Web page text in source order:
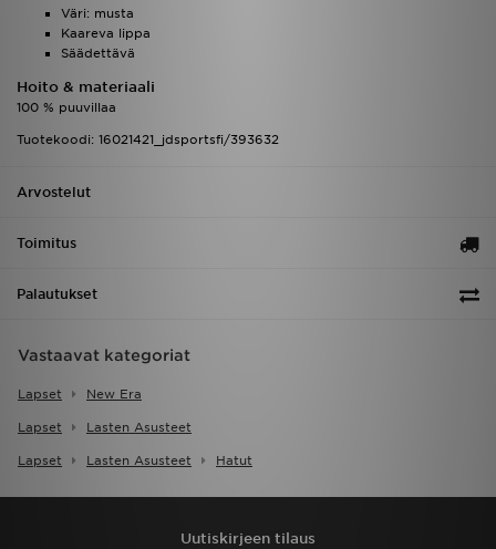
Väri: musta
Kaareva lippa
Säädettävä
Hoito & materiaali
100 % puuvillaa
Tuotekoodi: 16021421_jdsportsfi/393632
Arvostelut
Toimitus
Palautukset
Vastaavat kategoriat
Lapset New Era
Lapset Lasten Asusteet
Lapset Lasten Asusteet Hatut
Uutiskirjeen tilaus